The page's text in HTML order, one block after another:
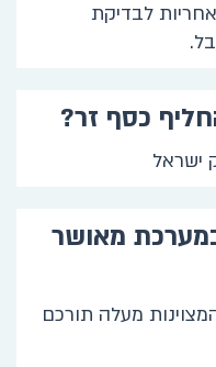
לבדיקת
כסף זר?
ישראל
מאושר
מעלה תורכם